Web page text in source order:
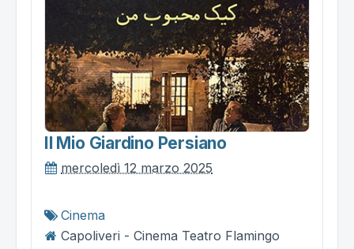
Il Mio Giardino Persiano
mercoledì 12 marzo 2025
Cinema
Capoliveri - Cinema Teatro Flamingo